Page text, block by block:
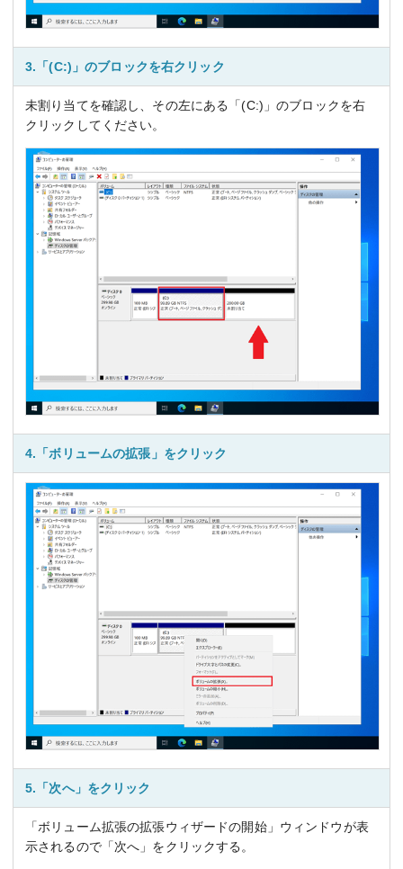
3.「(C:)」のブロックを右クリック
未割り当てを確認し、その左にある「(C:)」のブロックを右
クリックしてください。
4.「ボリュームの拡張」をクリック
5.「次へ」をクリック
「ボリューム拡張の拡張ウィザードの開始」ウィンドウが表
示されるので「次へ」をクリックする。